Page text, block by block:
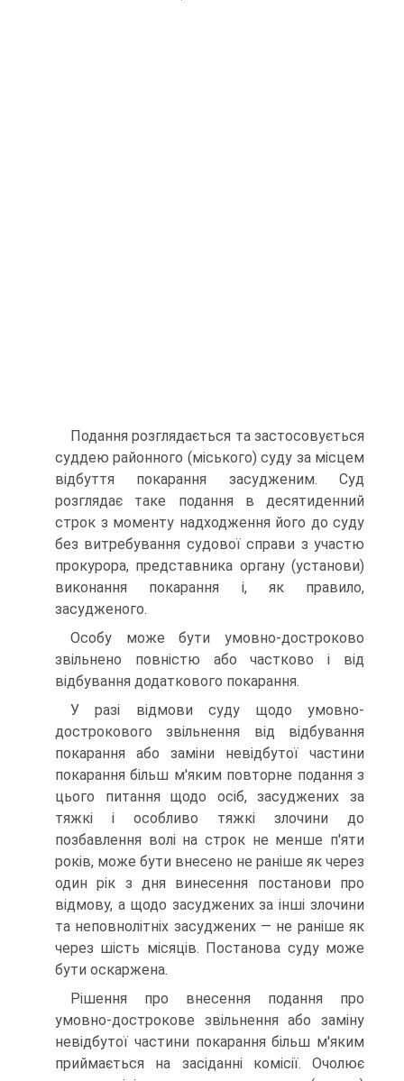
Подання розглядається та застосовується
суддею районного (місько­го) суду за місцем
відбуття покарання засудженим. Суд
розглядає таке подання в десятиденний
строк з моменту надходження його до суду
без витребування судової справи з участю
прокурора, представника органу (установи)
виконання покарання і, як правило,
засудженого.
Особу може бути умовно-достроково
звільнено повністю або частково і від
відбування додаткового покарання.
У разі відмови суду щодо умовно-
дострокового звільнення від відбування
покарання або заміни невідбутої частини
покарання більш м'яким повторне подання з
цього питання щодо осіб, засуджених за
тяжкі і особливо тяжкі злочини до
позбавлення волі на строк не мен­ше п'яти
років, може бути внесено не раніше як через
один рік з дня винесення постанови про
відмову, а щодо засуджених за інші зло­чини
та неповнолітніх засуджених — не раніше як
через шість міся­ців. Постанова суду може
бути оскаржена.
Рішення про внесення подання про
умовно-дострокове звільнення або заміну
невідбутої частини покарання більш м'яким
приймається на засіданні комісії. Очолює